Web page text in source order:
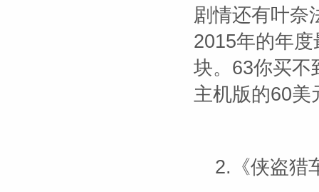
剧情还有叶奈
2015年的年
块。63你买不
主机版的60美
2.《侠盗猎